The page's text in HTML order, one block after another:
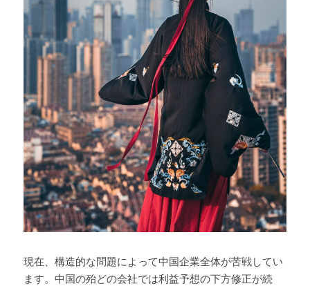
Middle East
特集ページ
About Mei
Beginner's Content
question corner
投資
ログイン/登録
現在、構造的な問題によって中国企業全体が苦戦してい
ます。中国の殆どの会社では利益予想の下方修正が続